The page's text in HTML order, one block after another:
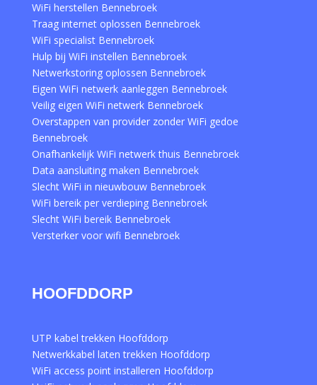
WiFi herstellen Bennebroek
Traag internet oplossen Bennebroek
WiFi specialist Bennebroek
Hulp bij WiFi instellen Bennebroek
Netwerkstoring oplossen Bennebroek
Eigen WiFi netwerk aanleggen Bennebroek
Veilig eigen WiFi netwerk Bennebroek
Overstappen van provider zonder WiFi gedoe
Bennebroek
Onafhankelijk WiFi netwerk thuis Bennebroek
Data aansluiting maken Bennebroek
Slecht WiFi in nieuwbouw Bennebroek
WiFi bereik per verdieping Bennebroek
Slecht WiFi bereik Bennebroek
Versterker voor wifi Bennebroek
HOOFDDORP
UTP kabel trekken Hoofddorp
Netwerkkabel laten trekken Hoofddorp
WiFi access point installeren Hoofddorp